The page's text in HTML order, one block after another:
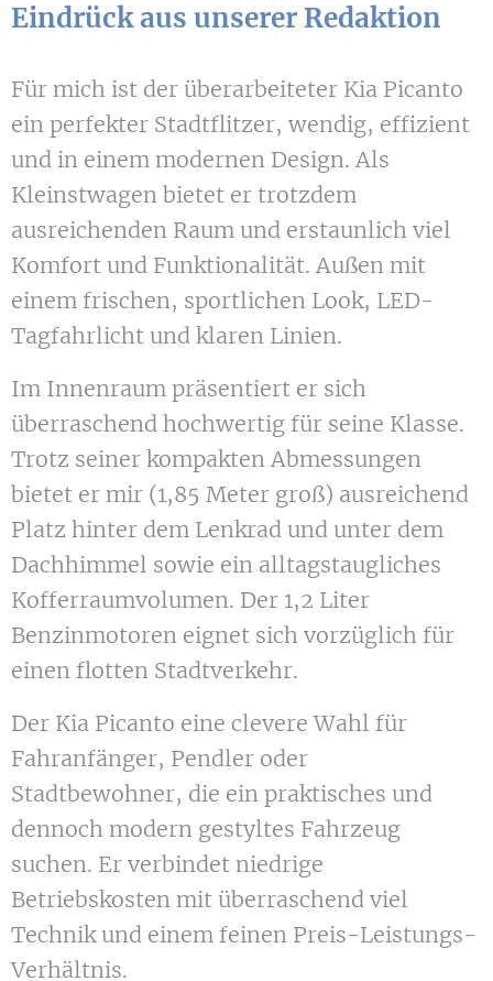
Eindrück aus unserer Redaktion
Für mich ist der überarbeiteter Kia Picanto
ein perfekter Stadtflitzer, wendig, effizient
und in einem modernen Design. Als
Kleinstwagen bietet er trotzdem
ausreichenden Raum und erstaunlich viel
Komfort und Funktionalität. Außen mit
einem frischen, sportlichen Look, LED-
Tagfahrlicht und klaren Linien.
Im Innenraum präsentiert er sich
überraschend hochwertig für seine Klasse.
Trotz seiner kompakten Abmessungen
bietet er mir (1,85 Meter groß) ausreichend
Platz hinter dem Lenkrad und unter dem
Dachhimmel sowie ein alltagstaugliches
Kofferraumvolumen. Der 1,2 Liter
Benzinmotoren eignet sich vorzüglich für
einen flotten Stadtverkehr.
Der Kia Picanto eine clevere Wahl für
Fahranfänger, Pendler oder
Stadtbewohner, die ein praktisches und
dennoch modern gestyltes Fahrzeug
suchen. Er verbindet niedrige
Betriebskosten mit überraschend viel
Technik und einem feinen Preis-Leistungs-
Verhältnis.